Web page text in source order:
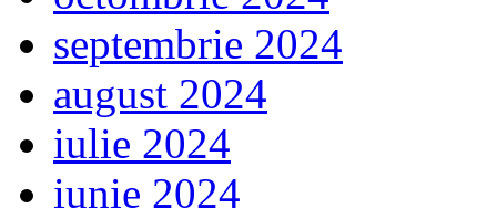
septembrie 2024
august 2024
iulie 2024
iunie 2024